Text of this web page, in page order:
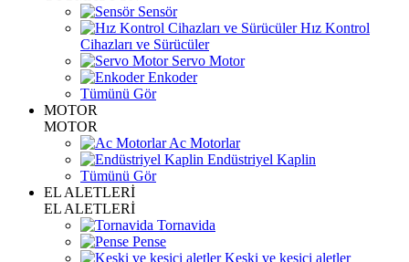
Sensör
Hız Kontrol
Cihazları ve Sürücüler
Servo Motor
Enkoder
Tümünü Gör
MOTOR
MOTOR
Ac Motorlar
Endüstriyel Kaplin
Tümünü Gör
EL ALETLERİ
EL ALETLERİ
Tornavida
Pense
Keski ve kesici aletler